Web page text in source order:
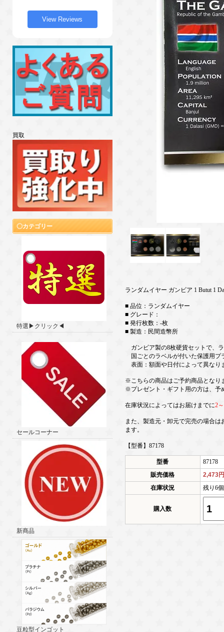
View Reviews
買取
カテゴリー
特選▶クリック◀
セールコーナー
新商品
豆粒型インゴット
ランダムイヤー ガンビア 1 Butut 1
■ 品位：ランダムイヤー
■ グレード：
■ 発行枚数：-枚
■ 製造：民間造幣所
ガンビア製の8枚硬貨セットで、
国ごとのラベルが付いた保護用プ
表面：額面や日付によって異なり
※こちらの商品はご予約商品となり
※プレゼント・ギフト用の方は、予
在庫状況によってはお届けまでに2
また、製造元・卸元で完売の場合
ます。
【型番】87178
型番
87178
販売価格
2,473
在庫状況
残り6
購入数